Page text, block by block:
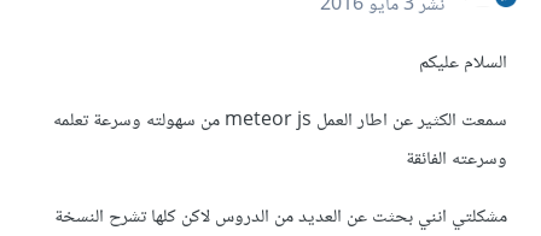
السلام عليكم
سمعت الكثير عن اطار العمل meteor js من سهولته وسرعة تعلمه
وسرعته الفائقة
مشكلتي انني بحثت عن العديد من الدروس لاكن كلها تشرح النسخة